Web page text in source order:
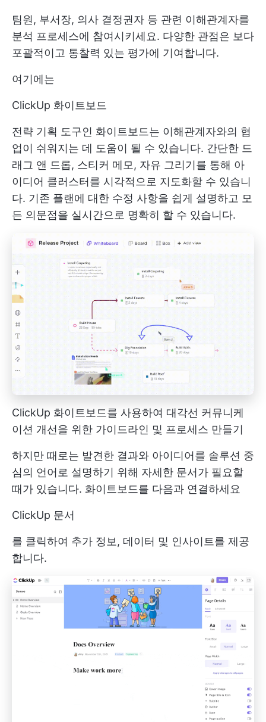
팀원, 부서장, 의사 결정권자 등 관련 이해관계자를
분석 프로세스에 참여시키세요. 다양한 관점은 보다
포괄적이고 통찰력 있는 평가에 기여합니다.
여기에는
ClickUp 화이트보드
전략 기획 도구인 화이트보드는 이해관계자와의 협
업이 쉬워지는 데 도움이 될 수 있습니다. 간단한 드
래그 앤 드롭, 스티커 메모, 자유 그리기를 통해 아
이디어 클러스터를 시각적으로 지도화할 수 있습니
다. 기존 플랜에 대한 수정 사항을 쉽게 설명하고 모
든 의문점을 실시간으로 명확히 할 수 있습니다.
ClickUp 화이트보드를 사용하여 대각선 커뮤니케
이션 개선을 위한 가이드라인 및 프로세스 만들기
하지만 때로는 발견한 결과와 아이디어를 솔루션 중
심의 언어로 설명하기 위해 자세한 문서가 필요할
때가 있습니다. 화이트보드를 다음과 연결하세요
ClickUp 문서
를 클릭하여 추가 정보, 데이터 및 인사이트를 제공
합니다.